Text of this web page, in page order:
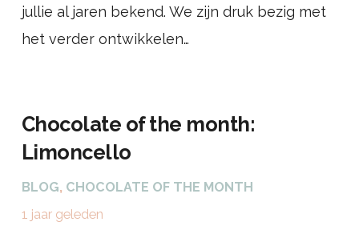
jullie al jaren bekend. We zijn druk bezig met
het verder ontwikkelen…
Chocolate of the month:
Limoncello
BLOG, CHOCOLATE OF THE MONTH
1 jaar geleden